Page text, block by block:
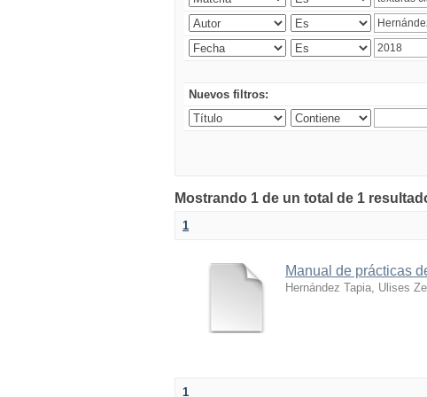
Nuevos filtros:
Mostrando 1 de un total de 1
1
Manual de prácticas
Hernández Tapia, Ulises
1